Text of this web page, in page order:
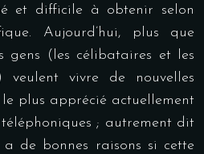
et difficile à obtenir selon
Aujourd’hui, plus que
(les célibataires et les
veulent vivre de nouvelles
le plus apprécié actuellement
téléphoniques ; autrement dit
a de bonnes raisons si cette